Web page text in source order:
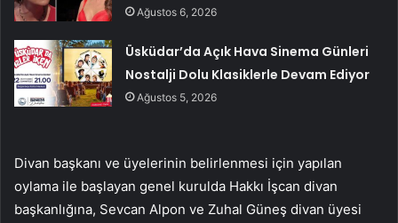
Ağustos 6, 2026
Üsküdar’da Açık Hava Sinema Günleri
Nostalji Dolu Klasiklerle Devam Ediyor
Ağustos 5, 2026
Divan başkanı ve üyelerinin belirlenmesi için yapılan
oylama ile başlayan genel kurulda Hakkı İşcan divan
başkanlığına, Sevcan Alpon ve Zuhal Güneş divan üyesi